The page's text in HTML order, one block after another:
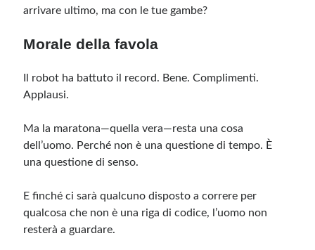
arrivare ultimo, ma con le tue gambe?
Morale della favola
Il robot ha battuto il record. Bene. Complimenti.
Applausi.
Ma la maratona—quella vera—resta una cosa
dell’uomo. Perché non è una questione di tempo. È
una questione di senso.
E finché ci sarà qualcuno disposto a correre per
qualcosa che non è una riga di codice, l’uomo non
resterà a guardare.